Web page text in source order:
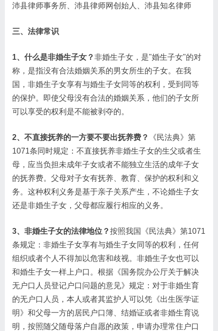
沛县律师事务所、沛县律师网创始人、沛县知名律师
三、法律常识
1、什么是非婚生子女？非婚生子女，是"婚生子女"的对
称，是指没有合法婚姻关系的男女所生的子女。在我
国，非婚生子女享有与婚生子女同等的权利，受到同等
的保护。即使父母没有合法的婚姻关系，他们的子女所
可以享受的权利是不能被剥夺的。
2、不直接抚养的一方要不要出抚养费？
《民法典》第
1071条同时规定：不直接抚养非婚生子女的生父或者生
母，应当负担未成年子女或者不能独立生活的成年子女
的抚养费。父母对子女有抚养、教育、保护的权利和义
务。这种权利义务是基于亲子关系产生，不论婚生子女
还是非婚生子女，父母都应履行相应的义务。
3、非婚生子女的法律地位？按照我国《民法典》第1071
条规定：非婚生子女享有与婚生子女同等的权利，任何
组织或者个人不得加以危害和歧视。非婚生子女也可以
和婚生子女一样上户口。根据《国务院办公厅关于解决
无户口人员登记户口问题的意见》规定：对于非婚生育
的无户口人员，本人或者其监护人可以凭《出生医学证
明》和父母一方的居民户口簿、结婚证或者非婚生育说
明，按照随父随母落户自愿的政策，申请办理常住户口